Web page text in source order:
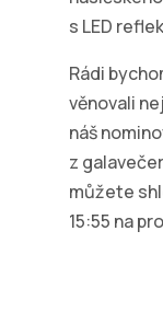
s LED
Rádi
věnovali
náš
z
můžete
15:55 na